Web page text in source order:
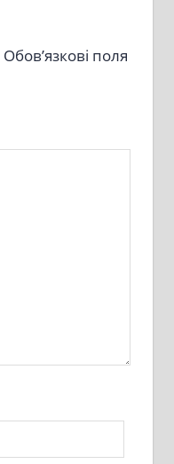
Обов’язкові поля